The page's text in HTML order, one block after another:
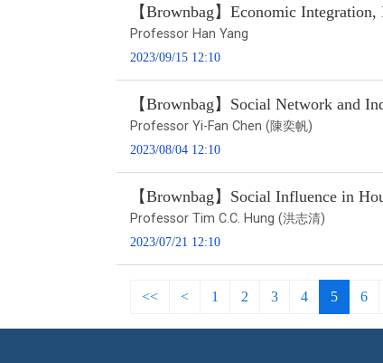
【Brownbag】Economic
Professor Han Yang
2023/09/15 12:10
【Brownbag】Social Network and
Professor Yi-Fan Chen (陳奕帆)
2023/08/04 12:10
【Brownbag】Social Influence in
Professor Tim C.C. Hung (洪志清)
2023/07/21 12:10
<< < 1 2 3 4 5 6